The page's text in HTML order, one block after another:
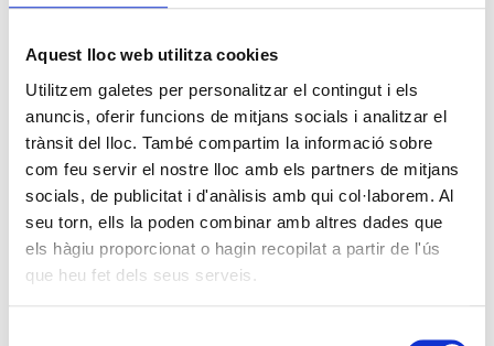
Aquest lloc web utilitza cookies
Utilitzem galetes per personalitzar el contingut i els
anuncis, oferir funcions de mitjans socials i analitzar el
trànsit del lloc. També compartim la informació sobre
com feu servir el nostre lloc amb els partners de mitjans
socials, de publicitat i d'anàlisis amb qui col·laborem. Al
seu torn, ells la poden combinar amb altres dades que
els hàgiu proporcionat o hagin recopilat a partir de l'ús
que heu fet dels seus serveis.